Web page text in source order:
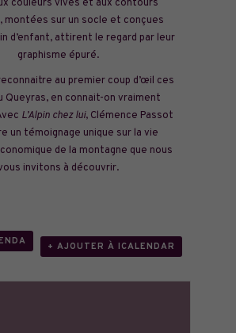
couleurs vives et aux contours
montées sur un socle et conçues
d’enfant, attirent le regard par leur
graphisme épuré.
au premier coup d’œil ces
Queyras, en connait-on vraiment
L’Alpin chez lui, Clémence Passot
un témoignage unique sur la vie
de la montagne que nous
invitons à découvrir.
+ AJOUTER À ICALENDAR